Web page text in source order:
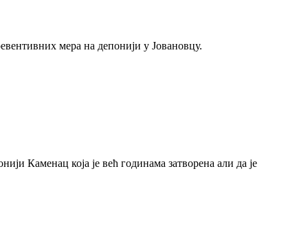
мера на депонији у Јовановцу.
Каменац која је већ годинама затворена али да је